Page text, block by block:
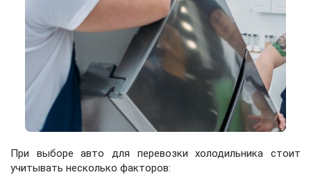
При выборе авто для перевозки холодильника стоит
учитывать несколько факторов: